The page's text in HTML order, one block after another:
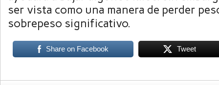
ser vista como una manera de perder
sobrepeso significativo.
Share on Facebook Tweet